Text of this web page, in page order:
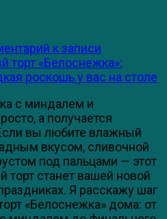
к записи
«Белоснежка»:
роскошь у вас на столе
с миндалем и
а получается
вы любите влажный
вкусом, сливочной
под пальцами — этот
станет вашей новой
Я расскажу шаг
«Белоснежка» дома: от